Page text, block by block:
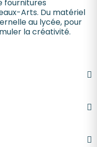
fournitures
Arts. Du matériel
au lycée, pour
la créativité.